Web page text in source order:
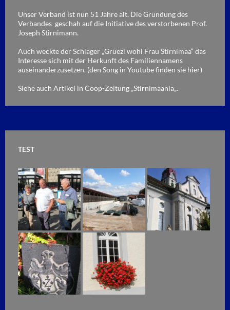
Unser Verband ist nun 51 Jahre alt. Die Gründung des
Verbandes geschah auf die Initiative des verstorbenen Prof.
Joseph Stirnimann.
Auch weckte der Schlager „Grüezi wohl Frau Stirnimaa“ das
Interesse sich mit der Herkunft des Familiennamens
auseinanderzusetzen. (den Song in Youtube finden sie hier)
Siehe auch Artikel in Coop-Zeitung „Stirnimaania„.
TEST